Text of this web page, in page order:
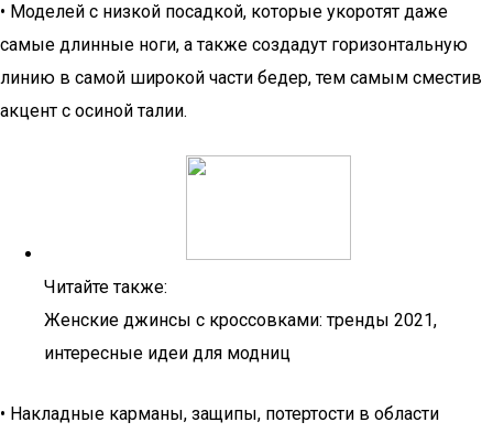
• Моделей с низкой посадкой, которые укоротят даже
самые длинные ноги, а также создадут горизонтальную
линию в самой широкой части бедер, тем самым сместив
акцент с осиной талии.
Читайте также:
Женские джинсы с кроссовками: тренды 2021,
интересные идеи для модниц
• Накладные карманы, защипы, потертости в области